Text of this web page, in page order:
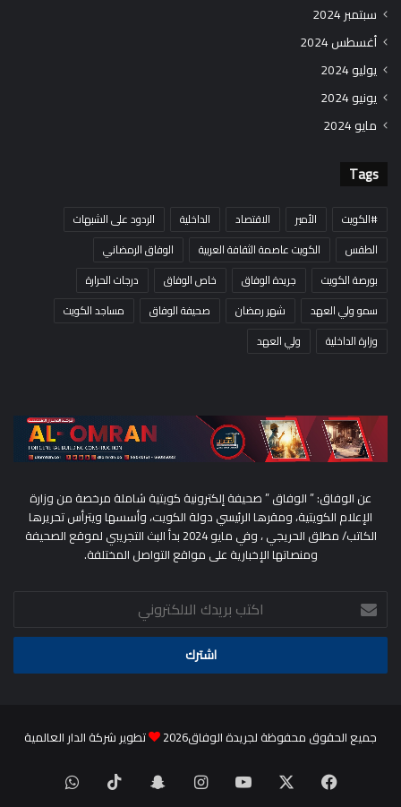
سبتمبر 2024
أغسطس 2024
يوليو 2024
يونيو 2024
مايو 2024
Tags
#الكويت الأمير الاقتصاد الداخلية
الردود على الشبهات
الطقس
الكويت عاصمة الثقافة العربية
الوفاق الرمضاني
بورصة الكويت
جريدة الوفاق خاص الوفاق
درجات الحرارة
سمو ولي العهد
شهر رمضان صحيفة الوفاق
مساجد الكويت
وزارة الداخلية
ولي العهد
عن الوفاق: ” الوفاق ” صحيفة إلكترونية كويتية شاملة مرخصة من وزارة
الإعلام الكويتية، ومقرها الرئيسي دولة الكويت، وأسسها ويترأس تحريرها
الكاتب/ مطلق الحريجي ، وفي مايو 2024 بدأ البث التجريبي لموقع الصحيفة
ومنصاتها الإخبارية على مواقع التواصل المختلفة.
اكتب
بريدك
الالكتروني
جميع الحقوق محفوظة لجريدة الوفاق2026 تطوير شركة الدار العالمية
فيسبوك ‫YouTubeانستقرامسناب ‫TikTokواتساب